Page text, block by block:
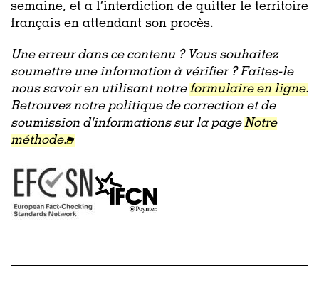
semaine, et a l’interdiction de quitter le territoire
français en attendant son procès.
Une erreur dans ce contenu ? Vous souhaitez
soumettre une information à vérifier ? Faites-le
nous savoir en utilisant notreformulaire en ligne.
Retrouvez notre politique de correction et de
soumission d'informations sur la pageNotre
méthode.